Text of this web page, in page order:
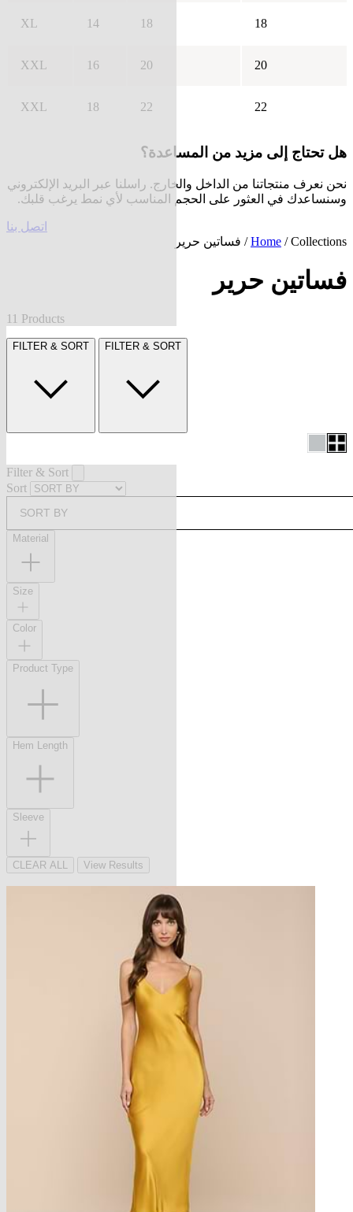
XL 14 18 18
XXL 16 20 20
XXL 18 22 22
هل تحتاج إلى مزيد من المساعدة؟
نحن نعرف منتجاتنا من الداخل والخارج. راسلنا عبر البريد الإلكتروني
وسنساعدك في العثور على الحجم المناسب لأي نمط يرغب قلبك.
اتصل بنا
Home / Collections / فساتين حرير
فساتين حرير
11 Products
FILTER & SORT FILTER & SORT
Filter & Sort
Sort
SORT BY
Material
Size
Color
Product Type
Hem Length
Sleeve
CLEAR ALL View Results